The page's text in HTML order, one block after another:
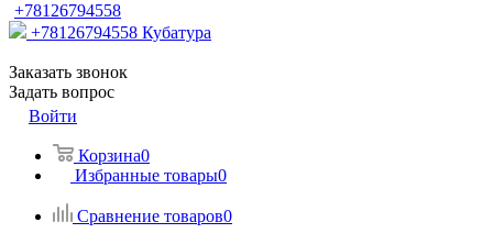
+78126794558
+78126794558 Кубатура
Заказать звонок
Задать вопрос
Войти
Корзина0
Избранные товары0
Сравнение товаров0